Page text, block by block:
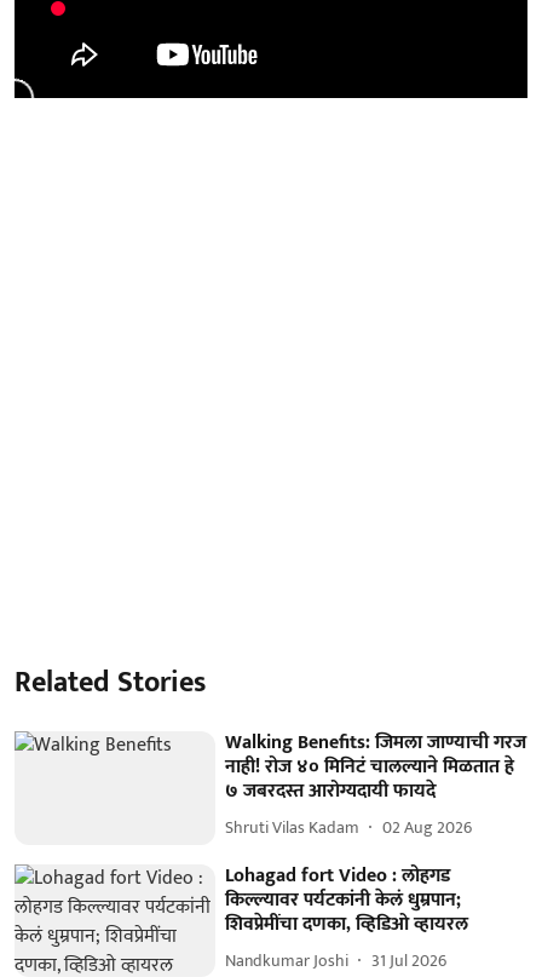
Related Stories
Walking Benefits: जिमला जाण्याची गरज
नाही! रोज ४० मिनिटं चालल्याने मिळतात हे
७ जबरदस्त आरोग्यदायी फायदे
Shruti Vilas Kadam 02 Aug 2026
Lohagad fort Video : लोहगड
किल्ल्यावर पर्यटकांनी केलं धुम्रपान;
शिवप्रेमींचा दणका, व्हिडिओ व्हायरल
Nandkumar Joshi 31 Jul 2026